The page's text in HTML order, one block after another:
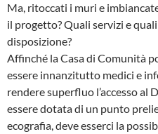
Ma, ritoccati i muri e
il progetto? Quali servizi e
disposizione?
Affinché la Casa di Comunità
essere innanzitutto medici e
rendere superfluo l’accesso al
essere dotata di un punto
ecografia, deve esserci la